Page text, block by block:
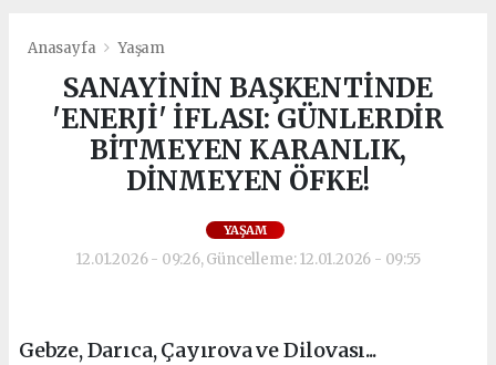
Anasayfa Yaşam
SANAYİNİN BAŞKENTİNDE
'ENERJİ' İFLASI: GÜNLERDİR
BİTMEYEN KARANLIK,
DİNMEYEN ÖFKE!
YAŞAM
12.01.2026 - 09:26, Güncelleme: 12.01.2026 - 09:55
Gebze, Darıca, Çayırova ve Dilovası...